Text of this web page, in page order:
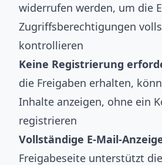
widerrufen werden, um die
Zugriffsberechtigungen
kontrollieren
Keine Registrierung
die Freigaben erhalten,
Inhalte anzeigen, ohne ein
registrieren
Vollständige E-Mail-
Freigabeseite unterstützt